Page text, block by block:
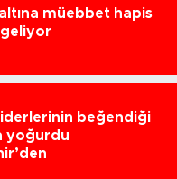
müebbet hapis
geliyor
beğendiği
yoğurdu